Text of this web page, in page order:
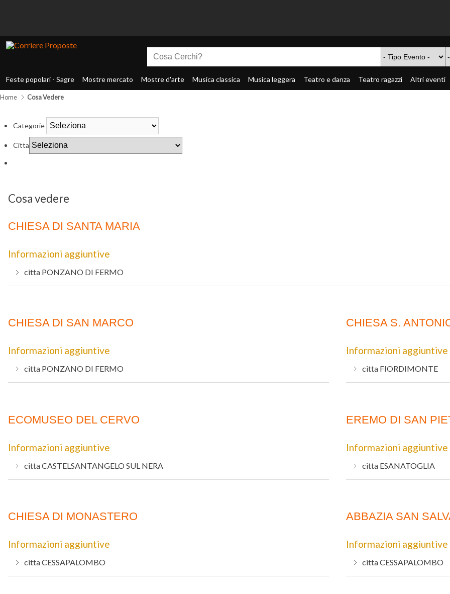
Feste popolari - Sagre Mostre mercato Mostre d'arte Musica classica Musica leggera Teatro e danza Teatro ragazzi Altri eventi
Home Cosa Vedere
Categorie
Citta
Cosa vedere
CHIESA DI SANTA MARIA
Informazioni aggiuntive
citta PONZANO DI FERMO
CHIESA DI SAN MARCO
Informazioni aggiuntive
citta PONZANO DI FERMO
CHIESA S.
Informazioni aggiuntive
citta FIORDIMONTE
ECOMUSEO DEL CERVO
Informazioni aggiuntive
cittaCASTELSANTANGELO SUL NERA
EREMO DI SAN
Informazioni aggiuntive
citta ESANATOGLIA
CHIESA DI MONASTERO
Informazioni aggiuntive
cittaCESSAPALOMBO
ABBAZIA SAN
Informazioni aggiuntive
cittaCESSAPALOMBO